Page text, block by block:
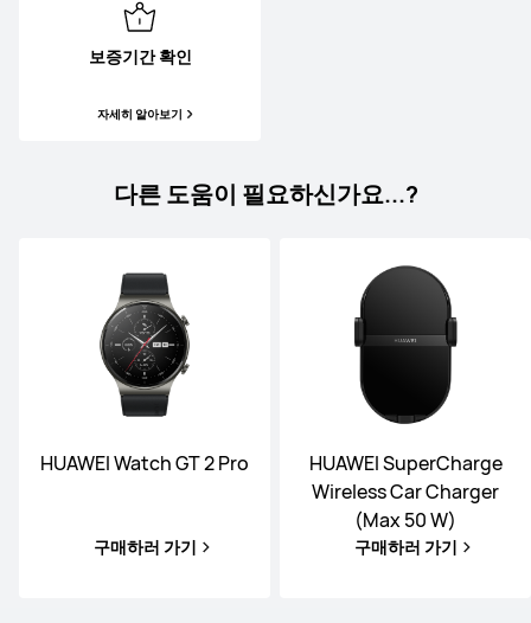
보증기간 확인
자세히 알아보기
다른 도움이 필요하신가요...?
HUAWEI Watch GT 2 Pro
구매하러 가기
HUAWEI SuperCharge
Wireless Car Charger
(Max 50 W)
구매하러 가기